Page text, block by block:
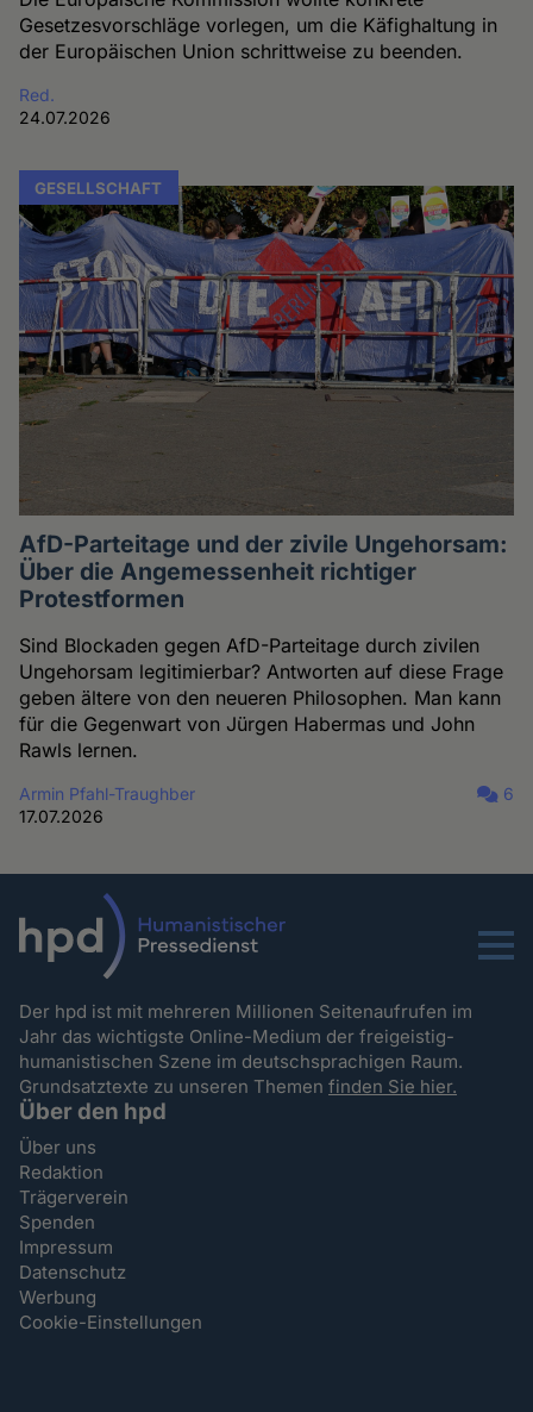
Gesetzesvorschläge vorlegen, um die Käfighaltung in
der Europäischen Union schrittweise zu beenden.
Red.
24.07.2026
GESELLSCHAFT
AfD-Parteitage und der zivile Ungehorsam:
Über die Angemessenheit richtiger
Protestformen
Sind Blockaden gegen AfD-Parteitage durch zivilen
Ungehorsam legitimierbar? Antworten auf diese Frage
geben ältere von den neueren Philosophen. Man kann
für die Gegenwart von Jürgen Habermas und John
Rawls lernen.
Armin Pfahl-Traughber
17.07.2026
6
Menu
Der hpd ist mit mehreren Millionen Seitenaufrufen im
Jahr das wichtigste Online-Medium der freigeistig-
humanistischen Szene im deutschsprachigen Raum.
Grundsatztexte zu unseren Themenfinden Sie hier.
Über den hpd
Über uns
Redaktion
Trägerverein
Spenden
Impressum
Datenschutz
Werbung
Cookie-Einstellungen